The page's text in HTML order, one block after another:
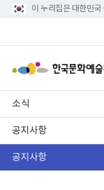
이 누리집은 대한민
소식
공지사항
공지사항